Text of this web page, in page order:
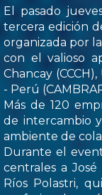
El pasado
tercera edición
organizada por
con el valioso
Chancay
- Perú
Más de 120
de intercambio
ambiente de
Durante el
centrales a
Ríos Polastri,